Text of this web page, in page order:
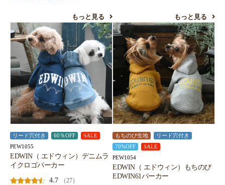
もっと見る もっと見る
リード穴付き 60％OFF SALE
PEW1055
EDWIN（ エドウィン）デニムラ
イクロゴパーカー
4.7
（27）
もちのび生地
リード穴付き
70%OFF
SALE
PEW1054
EDWIN（ エドウィン）もちのび
EDWIN61パーカー